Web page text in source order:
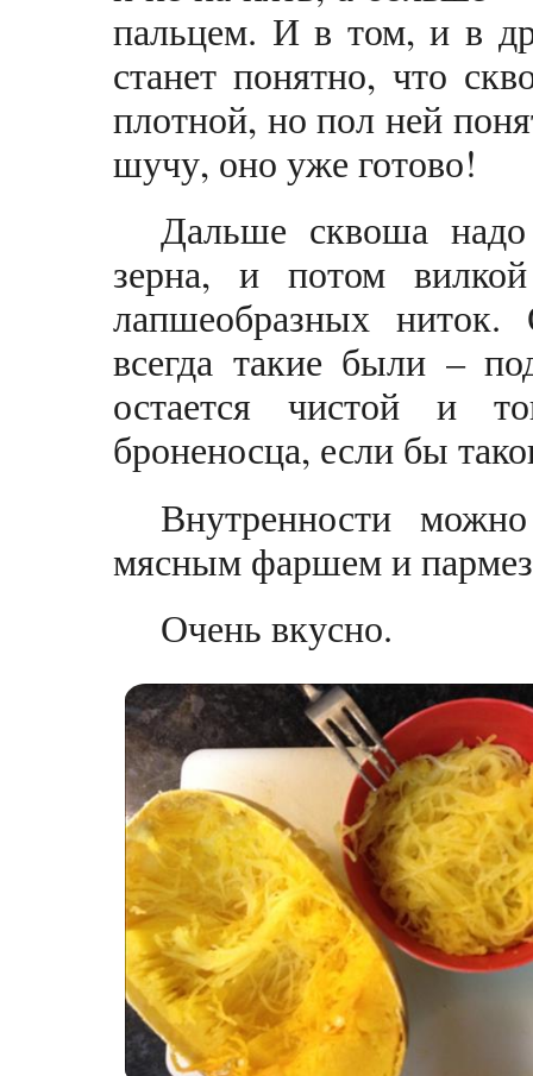
пальцем. И в том, и в
станет понятно, что
плотной, но пол ней
шучу, оно уже готово!
Дальше сквоша надо
зерна, и потом
лапшеобразных
всегда такие были –
остается чистой и
броненосца, если бы
Внутренности
мясным фаршем и
Очень вкусно.